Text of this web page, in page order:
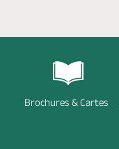
Brochures & Cartes